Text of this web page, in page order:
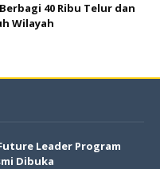
40 Ribu Telur dan
Wilayah
Leader Program
Dibuka